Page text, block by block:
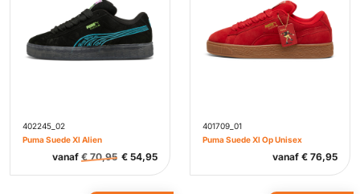
402245_02
Puma Suede Xl Alien
vanaf €70,95 € 54,95
401709_01
Puma Suede Xl Op Unisex
vanaf € 76,95